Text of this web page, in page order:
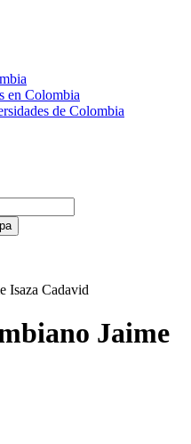
en Colombia
de Colombia
Isaza Cadavid
Jaime